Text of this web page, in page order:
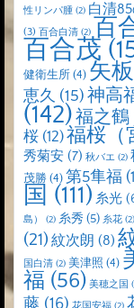
性リンパ腫 (2) 白清
(3) 百合白清 (2) 百
百合茂
健衛生所 (4) 矢
恵久 (15) 神高
(142)福之鶴
桜 (12)福桜（
秀菊安 (7) 秋バエ (2)
茂勝 (4) 第5隼福
国 (111) 糸光
島）
(2) 糸秀 (5) 糸花 (2)
(21) 紋次朗 (8)
国白清 (2) 美津照 (4)
福 (56) 美穂之国